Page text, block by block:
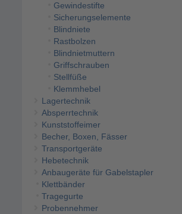
Gewindestifte
Sicherungselemente
Blindniete
Rastbolzen
Blindnietmuttern
Griffschrauben
Stellfüße
Klemmhebel
Lagertechnik
Absperrtechnik
Kunststoffeimer
Becher, Boxen, Fässer
Transportgeräte
Hebetechnik
Anbaugeräte für Gabelstapler
Klettbänder
Tragegurte
Probennehmer